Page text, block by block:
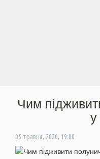
Чим
у
05 травня, 2020, 19:00